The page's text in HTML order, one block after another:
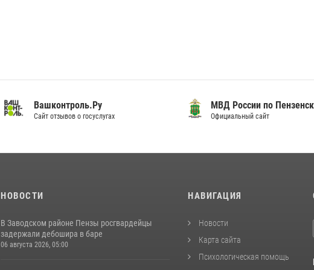
Вашконтроль.Ру
Сайт отзывов о госуслугах
МВД России по
Официальный сайт
НОВОСТИ
В Заводском районе Пензы росгвардейцы
задержали дебошира в баре
06 августа 2026, 05:00
НАВИГАЦИЯ
Новости
Карта сайта
Психологическая помощь